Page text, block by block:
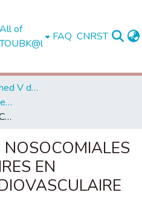
All of
FAQ CNRST
Université Mohammed V de Rabat
Faculté de Médecine et de Pharmacie - Rabat
LES INFECTIONS NOSOCOMIALES POST OPERATOIRES EN CHIRURGIE CARDIOVASCULAIRE EXPERIENCE DE L'HMIMV DE RABAT
NOSOCOMIALES
EN